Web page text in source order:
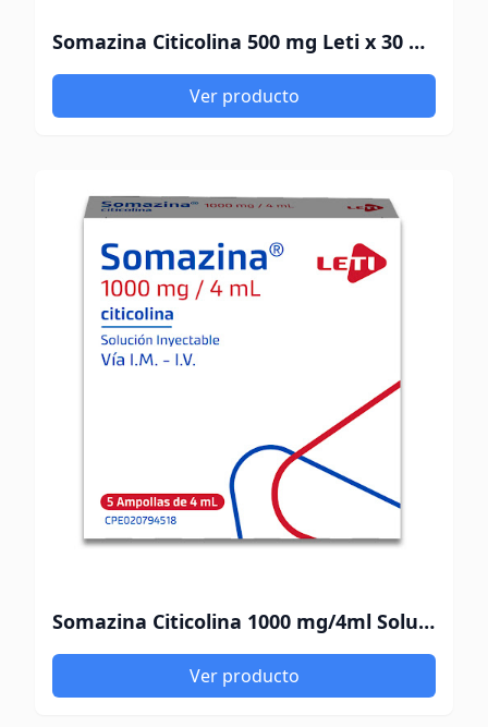
Somazina Citicolina 500 mg Leti x 30 Comprimidos
Ver producto
Somazina Citicolina 1000 mg/4ml Solución Inyectable Leti x 5 Ampollas
Ver producto